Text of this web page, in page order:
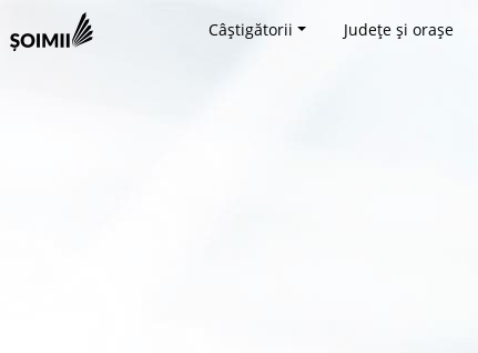
Câștigătorii Județe și orașe